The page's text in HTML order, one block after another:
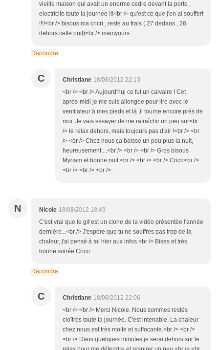
vieille maison qui avait un enorme cedre devant la porte ,
electricite toute la journee !!!<br /> qu'est ce que j'en ai souffert
!!!!<br /> bisous ma cricri , reste au frais ( 27 dedans , 26
dehors cette nuit)<br /> mamyours
Répondre
C Christiane 18/08/2012 22:13
<br /> <br /> Aujourd'hui ce fut un calvaire ! Cet
après-midi je me suis allongée pour lire avec le
ventilateur à mes pieds et là ,il tourne encore près de
moi. Je vais essayer de me rafraîchir un peu sur<br
/> le relax dehors, mais toujours pas d'air !<br /> <br
/> <br /> Chez nous ça baisse un peu plus la nuit,
heureusement....<br /> <br /> <br /> Gros bisous
Myriam et bonne nuit.<br /> <br /> <br /> Cricri<br />
<br /> <br /> <br />
N Nicole 18/08/2012 18:49
C'est vrai que le gif est un clone de la vidéo présentée l'année
dernière...<br /> J'espère que tu ne souffres pas trop de la
chaleur, j'ai pensé à toi hier aux infos.<br /> Bises et très
bonne soirée Cricri.
Répondre
C Christiane 18/08/2012 22:06
<br /> <br /> Merci Nicole. Nous sommes restés
cloîtrés toute la journée. C'est intenable. La chaleur
chez nous est très moite et suffocante.<br /> <br />
<br /> Dans quelques minutes je serai dehors sur le